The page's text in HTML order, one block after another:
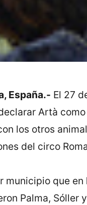
España.- El 27
Artà
los otros
del circo
municipio que
Palma, Sóller